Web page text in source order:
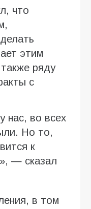
что
этим
ряду
с
во всех
Но то,
к
— сказал
в том